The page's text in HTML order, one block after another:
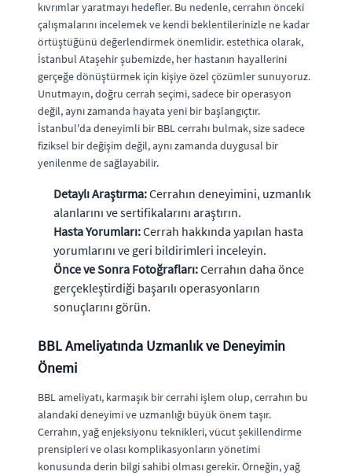
kıvrımlar yaratmayı hedefler. Bu nedenle, cerrahın önceki
çalışmalarını incelemek ve kendi beklentilerinizle ne kadar
örtüştüğünü değerlendirmek önemlidir. estethica olarak,
İstanbul Ataşehir şubemizde, her hastanın hayallerini
gerçeğe dönüştürmek için kişiye özel çözümler sunuyoruz.
Unutmayın, doğru cerrah seçimi, sadece bir operasyon
değil, aynı zamanda hayata yeni bir başlangıçtır.
İstanbul'da deneyimli bir BBL cerrahı bulmak, size sadece
fiziksel bir değişim değil, aynı zamanda duygusal bir
yenilenme de sağlayabilir.
Detaylı Araştırma:Cerrahın deneyimini, uzmanlık
alanlarını ve sertifikalarını araştırın.
Hasta Yorumları:Cerrah hakkında yapılan hasta
yorumlarını ve geri bildirimleri inceleyin.
Önce ve Sonra Fotoğrafları:Cerrahın daha önce
gerçekleştirdiği başarılı operasyonların
sonuçlarını görün.
BBL Ameliyatında Uzmanlık ve Deneyimin
Önemi
BBL ameliyatı, karmaşık bir cerrahi işlem olup, cerrahın bu
alandaki deneyimi ve uzmanlığı büyük önem taşır.
Cerrahın, yağ enjeksiyonu teknikleri, vücut şekillendirme
prensipleri ve olası komplikasyonların yönetimi
konusunda derin bilgi sahibi olması gerekir. Örneğin, yağ